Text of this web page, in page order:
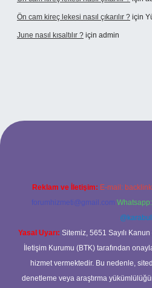
Ön cam kireç lekesi nasıl çıkarılır ? için
June nasıl kısaltılır ? için admin
giriş
Reklam ve İletişim: E-mail:
forumhizmeti@gmail.com
@karabul
Yasal Uyarı: Sitemiz, 5651 Sayılı
İletişim Kurumu (BTK) tarafından
hizmet vermektedir. Bu nedenle,
denetleme veya araştırma